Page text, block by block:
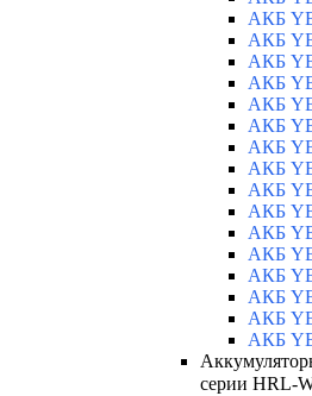
АКБ
АКБ
АКБ
АКБ
АКБ
АКБ
АКБ
АКБ
АКБ
АКБ
АКБ
АКБ
АКБ
АКБ
АКБ
АКБ
серии HRL-